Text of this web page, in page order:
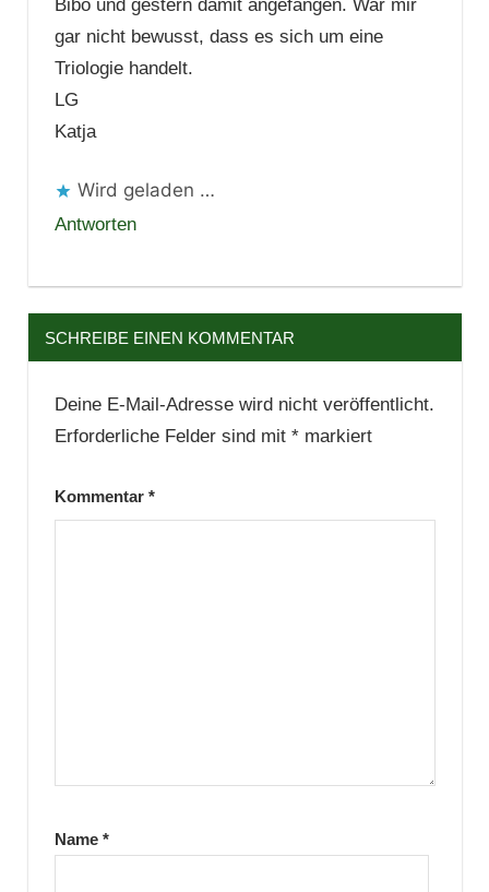
Bibo und gestern damit angefangen. War mir
gar nicht bewusst, dass es sich um eine
Triologie handelt.
LG
Katja
Wird geladen …
Antworten
SCHREIBE EINEN KOMMENTAR
Deine E-Mail-Adresse wird nicht veröffentlicht.
Erforderliche Felder sind mit *markiert
Kommentar *
Name *